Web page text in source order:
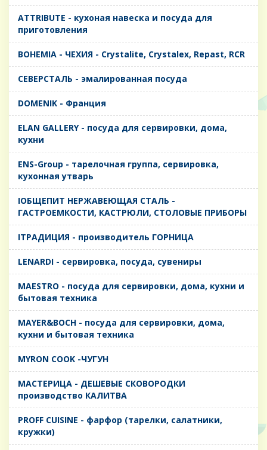
ATTRIBUTE - кухоная навеска и посуда для
приготовления
BOHEMIA - ЧЕХИЯ - Crystalite, Crystalex, Repast, RCR
CЕВЕРСТАЛЬ - эмалированная посуда
DOMENIK - Франция
ELAN GALLERY - посуда для сервировки, дома,
кухни
ENS-Group - тарелочная группа, сервировка,
кухонная утварь
IОБЩЕПИТ НЕРЖАВЕЮЩАЯ СТАЛЬ -
ГАСТРОЕМКОСТИ, КАСТРЮЛИ, СТОЛОВЫЕ ПРИБОРЫ
IТРАДИЦИЯ - производитель ГОРНИЦА
LENARDI - сервировка, посуда, сувениры
MAESTRO - посуда для сервировки, дома, кухни и
бытовая техника
MAYER&BOCH - посуда для сервировки, дома,
кухни и бытовая техника
MYRON COOK -ЧУГУН
MАСТЕРИЦА - ДЕШЕВЫЕ СКОВОРОДКИ
производство КАЛИТВА
PROFF CUISINE - фарфор (тарелки, салатники,
кружки)